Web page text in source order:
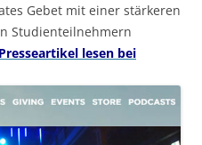
Gebet mit einer stärkeren
Studienteilnehmern
lesen bei